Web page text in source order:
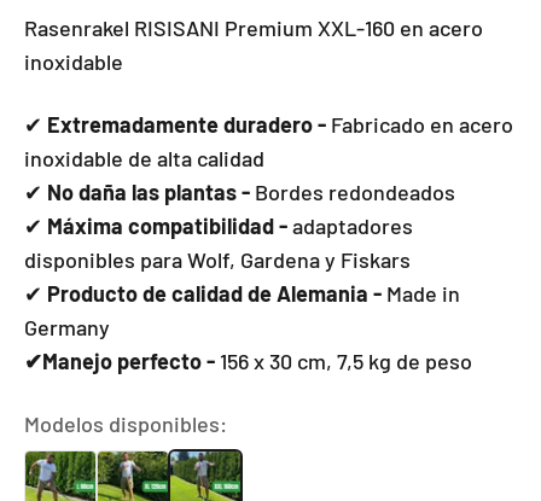
Rasenrakel RISISANI Premium XXL-160 en acero
inoxidable
✔ Extremadamente duradero - Fabricado en acero
inoxidable de alta calidad
✔ No daña las plantas - Bordes redondeados
✔ Máxima compatibilidad -adaptadores
disponibles para Wolf, Gardena y Fiskars
✔ Producto de calidad de Alemania - Made in
Germany
✔Manejo perfecto - 156 x 30 cm, 7,5 kg de peso
Modelos disponibles: